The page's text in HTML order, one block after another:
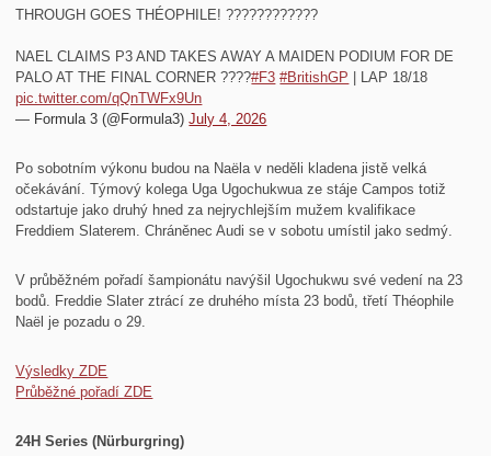
THROUGH GOES THÉOPHILE! ????????????
NAEL CLAIMS P3 AND TAKES AWAY A MAIDEN PODIUM FOR DE
PALO AT THE FINAL CORNER ????#F3 #BritishGP | LAP 18/18
pic.twitter.com/qQnTWFx9Un
— Formula 3 (@Formula3)July 4, 2026
Po sobotním výkonu budou na Naëla v neděli kladena jistě velká
očekávání. Týmový kolega Uga Ugochukwua ze stáje Campos totiž
odstartuje jako druhý hned za nejrychlejším mužem kvalifikace
Freddiem Slaterem. Chráněnec Audi se v sobotu umístil jako sedmý.
V průběžném pořadí šampionátu navýšil Ugochukwu své vedení na 23
bodů. Freddie Slater ztrácí ze druhého místa 23 bodů, třetí Théophile
Naël je pozadu o 29.
Výsledky ZDE
Průběžné pořadí ZDE
24H Series (Nürburgring)